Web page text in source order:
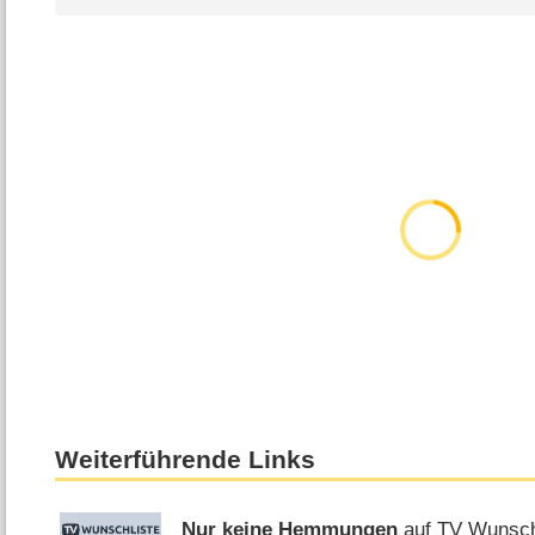
Weiterführende Links
Nur keine Hemmungen auf TV